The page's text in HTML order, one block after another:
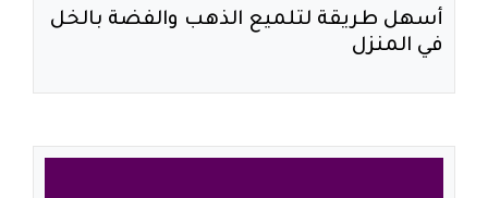
أسهل طريقة لتلميع الذهب والفضة بالخل
في المنزل